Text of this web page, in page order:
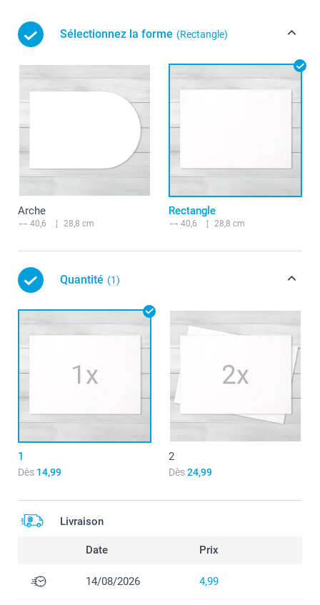
Sélectionnez la forme (Rectangle)
Arche
40,6 28,8 cm
Rectangle
40,6 28,8 cm
Quantité (1)
1
Dès 14,99
2
Dès24,99
Livraison
Date Prix
14/08/2026 4,99